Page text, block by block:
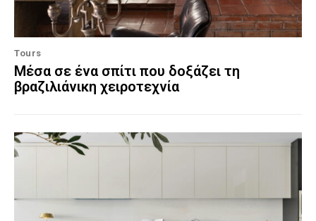
Tours
Μέσα σε ένα σπίτι που δοξάζει τη
βραζιλιάνικη χειροτεχνία